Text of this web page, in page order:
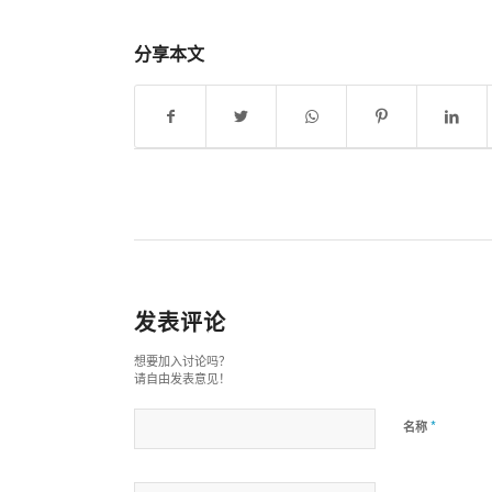
分享本文
发表评论
想要加入讨论吗？
请自由发表意见！
名称 *